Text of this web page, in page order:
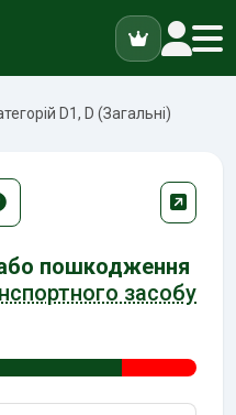
D1, D (Загальні)
або пошкодження
засобу